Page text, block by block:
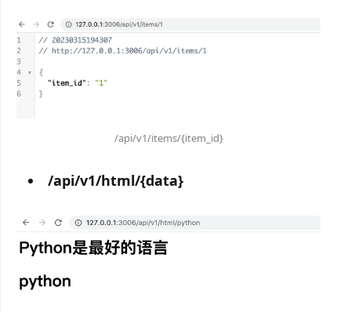
/api/v1/items/{item_id}
/api/v1/html/{data}